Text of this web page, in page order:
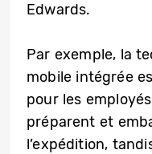
Edwards.
Par exemple, la
mobile intégrée
pour les
préparent et
l’expédition,